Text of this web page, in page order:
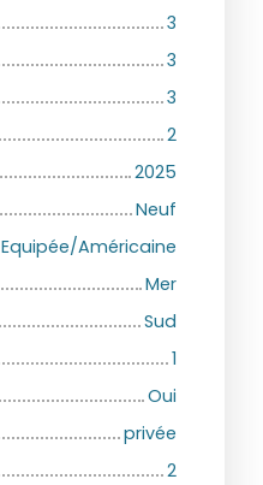
3
3
3
2
2025
Neuf
Equipée/Américaine
Mer
Sud
1
Oui
privée
2